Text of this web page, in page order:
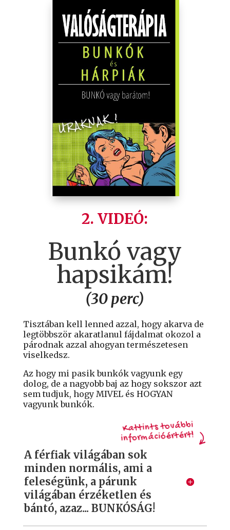
2. VIDEÓ:
Bunkó vagy
hapsikám!
(30 perc)
Tisztában kell lenned azzal, hogy akarva de
legtöbbször akaratlanul fájdalmat okozol a
párodnak azzal ahogyan természetesen
viselkedsz.
Az hogy mi pasik bunkók vagyunk egy
dolog, de a nagyobb baj az hogy sokszor azt
sem tudjuk, hogy MIVEL és HOGYAN
vagyunk bunkók.
Kattints további
információértért!
A férfiak világában sok
minden normális, ami a
feleségünk, a párunk
világában érzéketlen és
bántó, azaz... BUNKÓSÁG!